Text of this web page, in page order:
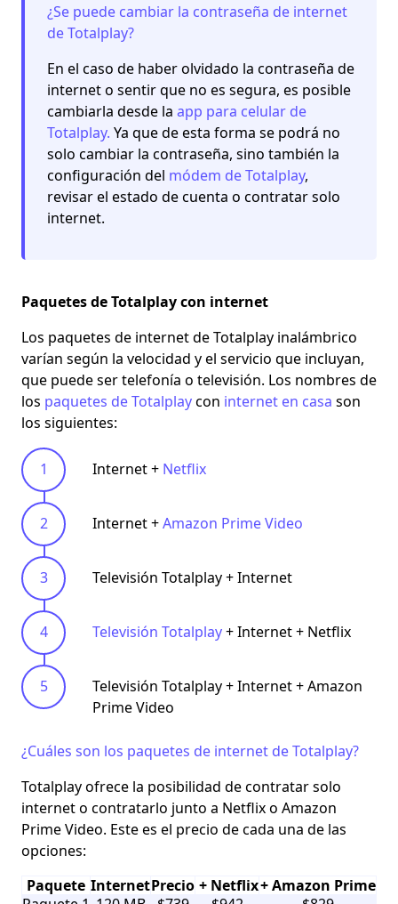
¿Se puede cambiar la contraseña de internet
de Totalplay?
En el caso de haber olvidado la contraseña de
internet o sentir que no es segura, es posible
cambiarla desde la app para celular de
Totalplay. Ya que de esta forma se podrá no
solo cambiar la contraseña, sino también la
configuración del módem de Totalplay,
revisar el estado de cuenta o contratar solo
internet.
Paquetes de Totalplay con internet
Los paquetes de internet de Totalplay inalámbrico
varían según la velocidad y el servicio que incluyan,
que puede ser telefonía o televisión. Los nombres de
los paquetes de Totalplaycon internet en casa son
los siguientes:
Internet + Netflix
Internet +Amazon Prime Video
Televisión Totalplay + Internet
Televisión Totalplay+ Internet + Netflix
Televisión Totalplay + Internet + Amazon
Prime Video
¿Cuáles son los paquetes de internet de Totalplay?
Totalplay ofrece la posibilidad de contratar solo
internet o contratarlo junto a Netflix o Amazon
Prime Video. Este es el precio de cada una de las
opciones:
Paquete InternetPrecio + Netflix+ Amazon Prime